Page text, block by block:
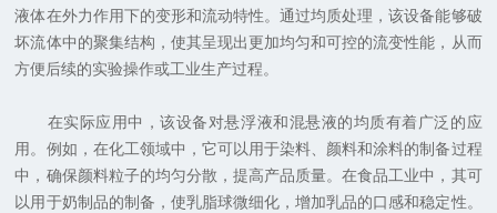
液体在外力作用下的变形和流动特性。通过均质处理，该设备能够破
坏流体中的聚集结构，使其呈现出更加均匀和可控的流变性能，从而
方便后续的实验操作或工业生产过程。
在实际应用中，该设备对悬浮液和混悬液的均质有着广泛的应
用。例如，在化工领域中，它可以用于染料、颜料和涂料的制备过程
中，确保颜料粒子的均匀分散，提高产品质量。在食品工业中，其可
以用于奶制品的制备，使乳脂球微细化，增加乳品的口感和稳定性。